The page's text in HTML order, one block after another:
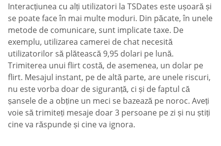
Interacțiunea cu alți utilizatori la TSDates este ușoară și
se poate face în mai multe moduri. Din păcate, în unele
metode de comunicare, sunt implicate taxe. De
exemplu, utilizarea camerei de chat necesită
utilizatorilor să plătească 9,95 dolari pe lună.
Trimiterea unui flirt costă, de asemenea, un dolar pe
flirt. Mesajul instant, pe de altă parte, are unele riscuri,
nu este vorba doar de siguranță, ci și de faptul că
șansele de a obține un meci se bazează pe noroc. Aveți
voie să trimiteți mesaje doar 3 persoane pe zi și nu știți
cine va răspunde și cine va ignora.